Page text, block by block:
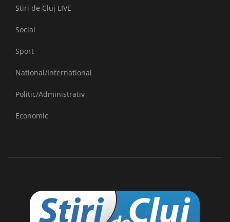
Stiri de Cluj LIVE
Social
Sport
National/International
Politic/Administrativ
Economic